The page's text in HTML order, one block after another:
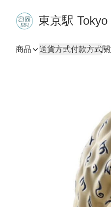
東京駅 Tokyo
商品 送貨方式付款方式